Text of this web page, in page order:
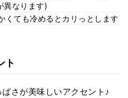
異なります)
くても冷めるとカリっとします
ト
さが美味しいアクセント♪